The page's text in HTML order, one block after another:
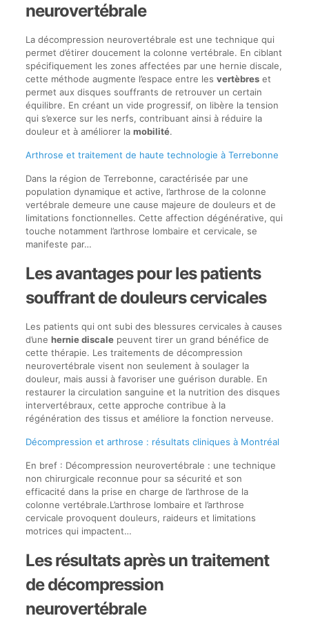
neurovertébrale
La décompression neurovertébrale est une technique qui
permet d’étirer doucement la colonne vertébrale. En ciblant
spécifiquement les zones affectées par une hernie discale,
cette méthode augmente l’espace entre les vertèbreset
permet aux disques souffrants de retrouver un certain
équilibre. En créant un vide progressif, on libère la tension
qui s’exerce sur les nerfs, contribuant ainsi à réduire la
douleur et à améliorer la mobilité.
Arthrose et traitement de haute technologie à Terrebonne
Dans la région de Terrebonne, caractérisée par une
population dynamique et active, l’arthrose de la colonne
vertébrale demeure une cause majeure de douleurs et de
limitations fonctionnelles. Cette affection dégénérative, qui
touche notamment l’arthrose lombaire et cervicale, se
manifeste par…
Les avantages pour les patients
souffrant de douleurs cervicales
Les patients qui ont subi des blessures cervicales à causes
d’une hernie discalepeuvent tirer un grand bénéfice de
cette thérapie. Les traitements de décompression
neurovertébrale visent non seulement à soulager la
douleur, mais aussi à favoriser une guérison durable. En
restaurer la circulation sanguine et la nutrition des disques
intervertébraux, cette approche contribue à la
régénération des tissus et améliore la fonction nerveuse.
Décompression et arthrose : résultats cliniques à Montréal
En bref : Décompression neurovertébrale : une technique
non chirurgicale reconnue pour sa sécurité et son
efficacité dans la prise en charge de l’arthrose de la
colonne vertébrale.L’arthrose lombaire et l’arthrose
cervicale provoquent douleurs, raideurs et limitations
motrices qui impactent…
Les résultats après un traitement
de décompression
neurovertébrale